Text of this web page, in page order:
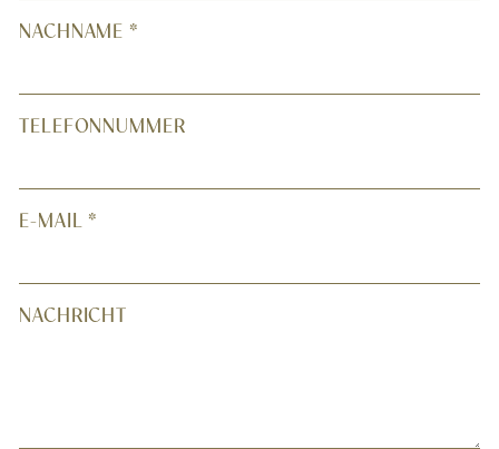
NACHNAME *
TELEFONNUMMER
E-MAIL *
NACHRICHT